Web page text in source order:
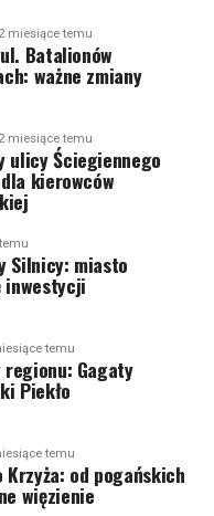
2 miesiące temu
Batalionów
ważne zmiany
2 miesiące temu
ulicy Ściegiennego
kierowców
Silnicy: miasto
inwestycji
temu
Gagaty
Piekło
temu
od pogańskich
więzienie